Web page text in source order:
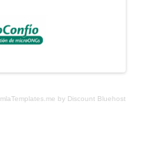
by Discount Bluehost